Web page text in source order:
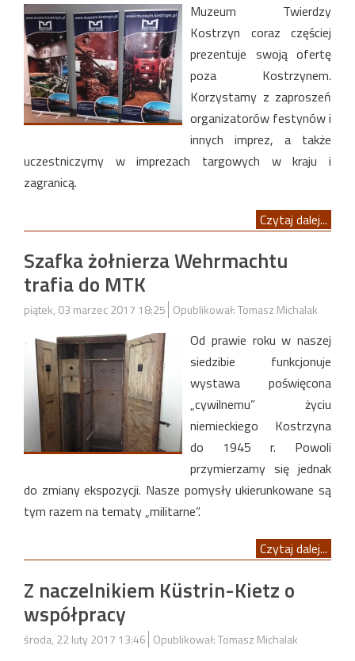
Muzeum Twierdzy
Kostrzyn coraz częściej
prezentuje swoją ofertę
poza Kostrzynem.
Korzystamy z zaproszeń
organizatorów festynów i
innych imprez, a także
uczestniczymy w imprezach targowych w kraju i
zagranicą.
Czytaj dalej...
Szafka żołnierza Wehrmachtu
trafia do MTK
piątek, 03 marzec 2017 18:25 Opublikował: Tomasz Michalak
Od prawie roku w naszej
siedzibie funkcjonuje
wystawa poświęcona
„cywilnemu” życiu
niemieckiego Kostrzyna
do 1945 r. Powoli
przymierzamy się jednak
do zmiany ekspozycji. Nasze pomysły ukierunkowane są
tym razem na tematy „militarne”.
Czytaj dalej...
Z naczelnikiem Küstrin-Kietz o
współpracy
środa, 22 luty 2017 13:46 Opublikował: Tomasz Michalak